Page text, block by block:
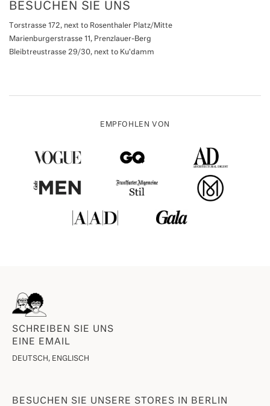
BESUCHEN SIE UNS
Torstrasse 172, next to Rosenthaler Platz/Mitte
Marienburgerstrasse 11, Prenzlauer-Berg
Bleibtreustrasse 29/30, next to Ku'damm
EMPFOHLEN VON
SCHREIBEN SIE UNS
EINE EMAIL
DEUTSCH, ENGLISCH
BESUCHEN SIE UNSERE STORES IN BERLIN